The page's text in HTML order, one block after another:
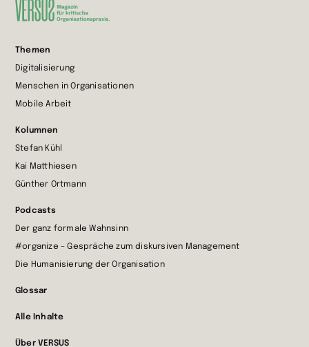
Startseite
wechseln
Themen
Digitalisierung
Menschen in Organisationen
Mobile Arbeit
Kolumnen
Stefan Kühl
Kai Matthiesen
Günther Ortmann
Podcasts
Der ganz formale Wahnsinn
#organize – Gespräche zum diskursiven Management
Die Humanisierung der Organisation
Glossar
Alle Inhalte
Über VERSUS